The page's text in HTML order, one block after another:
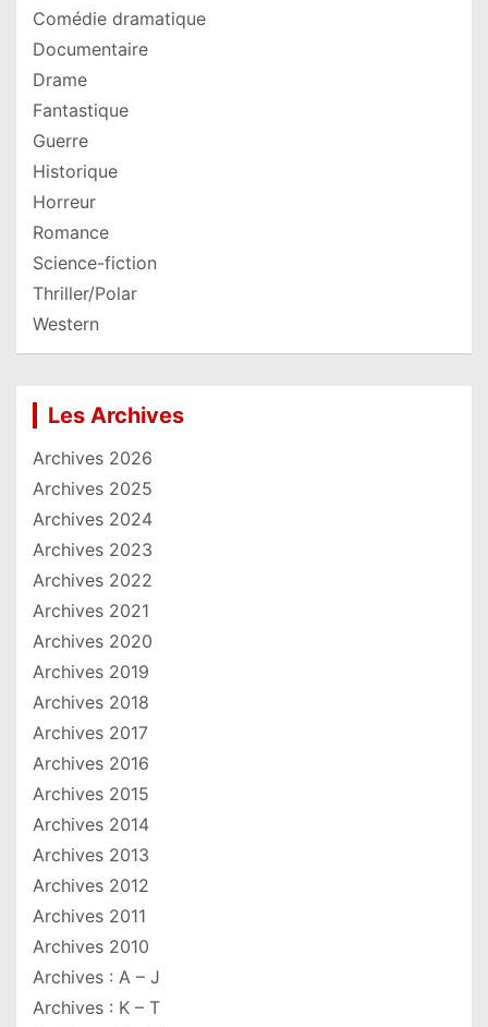
Comédie dramatique
Documentaire
Drame
Fantastique
Guerre
Historique
Horreur
Romance
Science-fiction
Thriller/Polar
Western
Les Archives
Archives 2026
Archives 2025
Archives 2024
Archives 2023
Archives 2022
Archives 2021
Archives 2020
Archives 2019
Archives 2018
Archives 2017
Archives 2016
Archives 2015
Archives 2014
Archives 2013
Archives 2012
Archives 2011
Archives 2010
Archives : A – J
Archives : K – T